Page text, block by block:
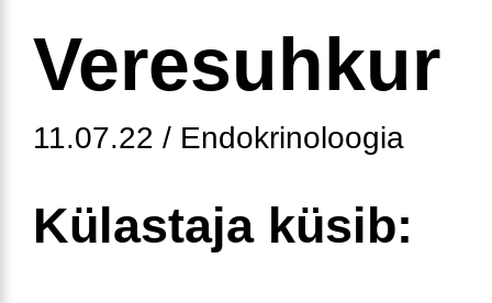
Veresuhkur
11.07.22 / Endokrinoloogia
Külastaja küsib: